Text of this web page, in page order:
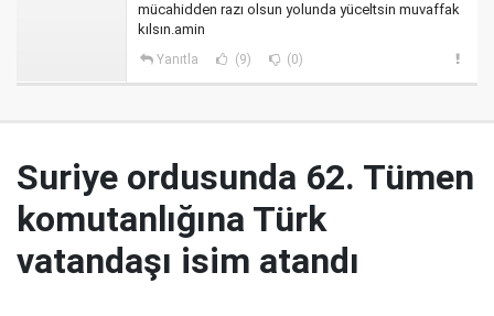
mücahidden razı olsun yolunda yüceltsin muvaffak
kılsın.amin
Yanıtla (9) (0)
Suriye ordusunda 62. Tümen
komutanlığına Türk
vatandaşı isim atandı